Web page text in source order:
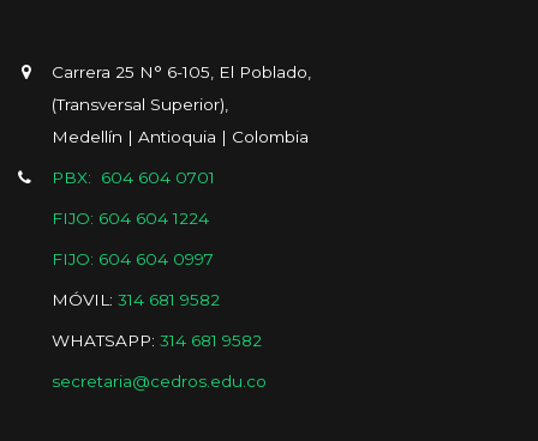
Carrera 25 N° 6-105, El Poblado,
(Transversal Superior),
Medellín | Antioquia | Colombia
PBX: 604 604 0701
FIJO: 604 604 1224
FIJO: 604 604 0997
MÓVIL: 314 681 9582
WHATSAPP: 314 681 9582
secretaria@cedros.edu.co